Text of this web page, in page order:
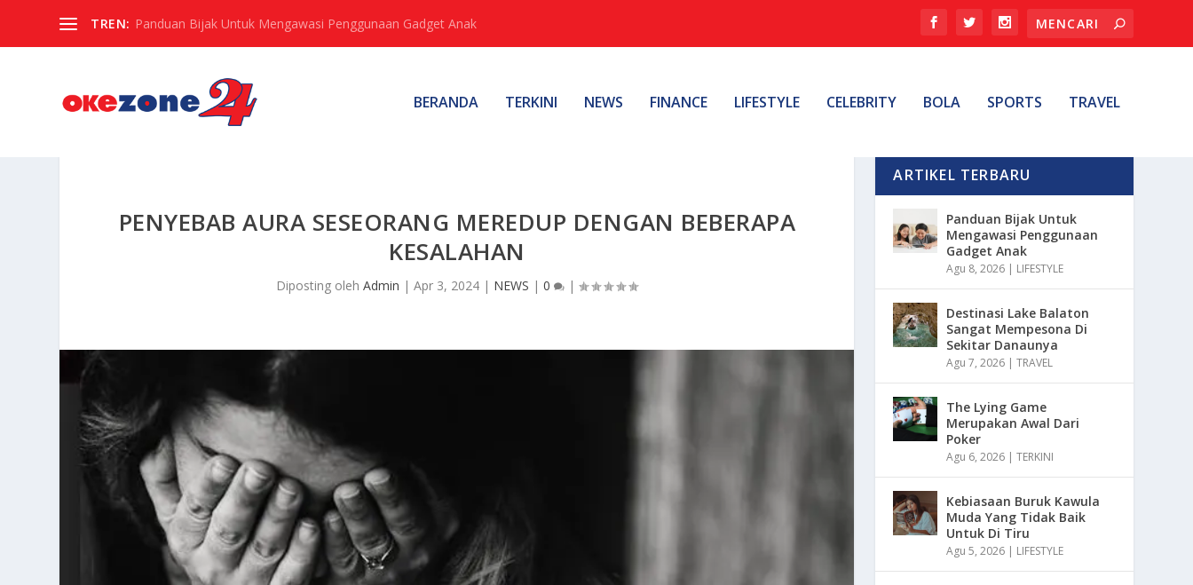
TREN: Panduan Bijak Untuk Mengawasi Penggunaan Gadget Anak
BERANDA TERKINI NEWS FINANCE LIFESTYLE CELEBRITY BOLA SPORTS TRAVEL
PENYEBAB AURA SESEORANG MEREDUP DENGAN BEBERAPA
KESALAHAN
Diposting olehAdmin |Apr 3, 2024 | NEWS |0 |
ARTIKEL TERBARU
Panduan Bijak Untuk
Mengawasi Penggunaan
Gadget Anak
Agu 8, 2026 | LIFESTYLE
Destinasi Lake Balaton
Sangat Mempesona Di
Sekitar Danaunya
Agu 7, 2026 |TRAVEL
The Lying Game
Merupakan Awal Dari
Poker
Agu 6, 2026 |TERKINI
Kebiasaan Buruk Kawula
Muda Yang Tidak Baik
Untuk Di Tiru
Agu 5, 2026 | LIFESTYLE